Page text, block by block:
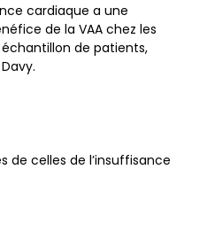
cardiaque a une
de la VAA chez les
de patients,
de celles de l’insuffisance